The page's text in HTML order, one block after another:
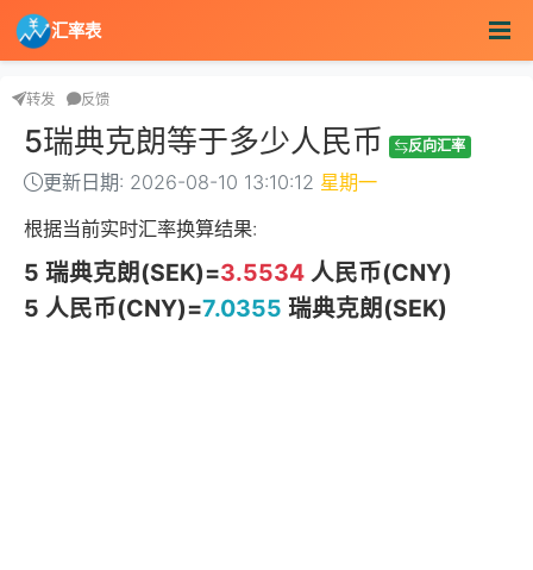
汇率表
转发 反馈
5瑞典克朗等于多少人民币 反向汇率
更新日期: 2026-08-10 13:10:12 星期一
根据当前实时汇率换算结果:
5 瑞典克朗(SEK)=3.5534人民币(CNY)
5 人民币(CNY)=7.0355 瑞典克朗(SEK)